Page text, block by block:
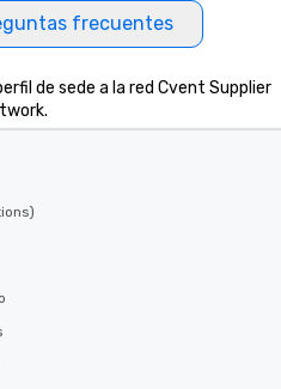
frecuentes
de sede a la red Cvent Supplier